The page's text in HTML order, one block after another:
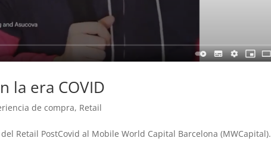
la era COVID
de compra, Retail
Retail PostCovid al Mobile World Capital Barcelona (MWCapital).